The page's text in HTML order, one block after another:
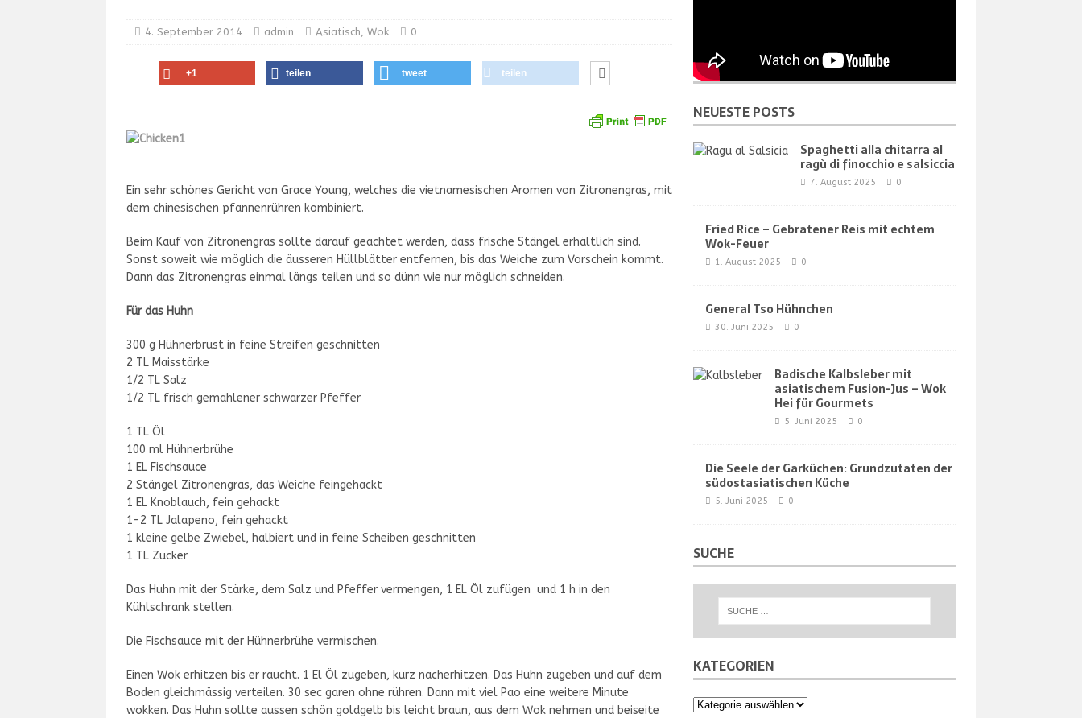
4. September 2014 admin Asiatisch, Wok 0
+1 teilen tweet teilen
Ein sehr schönes Gericht von Grace Young, welches die vietnamesischen Aromen von Zitronengras, mit
dem chinesischen pfannenrühren kombiniert.
Beim Kauf von Zitronengras sollte darauf geachtet werden, dass frische Stängel erhältlich sind.
Sonst soweit wie möglich die äusseren Hüllblätter entfernen, bis das Weiche zum Vorschein kommt.
Dann das Zitronengras einmal längs teilen und so dünn wie nur möglich schneiden.
Für das Huhn
300 g Hühnerbrust in feine Streifen geschnitten
2 TL Maisstärke
1/2 TL Salz
1/2 TL frisch gemahlener schwarzer Pfeffer
1 TL Öl
100 ml Hühnerbrühe
1 EL Fischsauce
2 Stängel Zitronengras, das Weiche feingehackt
1 EL Knoblauch, fein gehackt
1-2 TL Jalapeno, fein gehackt
1 kleine gelbe Zwiebel, halbiert und in feine Scheiben geschnitten
1 TL Zucker
Das Huhn mit der Stärke, dem Salz und Pfeffer vermengen, 1 EL Öl zufügen und 1 h in den
Kühlschrank stellen.
Die Fischsauce mit der Hühnerbrühe vermischen.
Einen Wok erhitzen bis er raucht. 1 El Öl zugeben, kurz nacherhitzen. Das Huhn zugeben und auf dem
Boden gleichmässig verteilen. 30 sec garen ohne rühren. Dann mit viel Pao eine weitere Minute
wokken. Das Huhn sollte aussen schön goldgelb bis leicht braun, aus dem Wok nehmen und beiseite
NEUESTE POSTS
Spaghetti alla chitarra al
ragù di finocchio e salsiccia
7. August 2025 0
Fried Rice – Gebratener Reis mit echtem
Wok-Feuer
1. August 2025 0
General Tso Hühnchen
30. Juni 2025 0
Badische Kalbsleber mit
asiatischem Fusion-Jus – Wok
Hei für Gourmets
5. Juni 2025 0
Die Seele der Garküchen: Grundzutaten der
südostasiatischen Küche
5. Juni 2025 0
SUCHE
KATEGORIEN
Kategorien